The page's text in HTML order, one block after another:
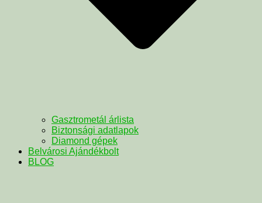
Gasztrometál árlista
Biztonsági adatlapok
Diamond gépek
Belvárosi Ajándékbolt
BLOG